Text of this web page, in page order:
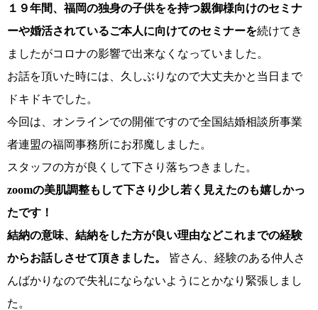
ご来店WEB予約 婚活キャンペーン
お問い合わせ
１９年間、福岡の独身の子供をを持つ親御様向けのセミナ
ーや婚活されているご本人に向けてのセミナーを続けてき
ましたがコロナの影響で出来なくなっていました。
お話を頂いた時には、久しぶりなので大丈夫かと当日まで
ドキドキでした。
今回は、オンラインでの開催ですので全国結婚相談所事業
者連盟の福岡事務所にお邪魔しました。
スタッフの方が良くして下さり落ちつきました。
zoomの美肌調整もして下さり少し若く見えたのも嬉しかっ
たです！
結納の意味、結納をした方が良い理由などこれまでの経験
からお話しさせて頂きました。
皆さん、経験のある仲人さ
んばかりなので失礼にならないようにとかなり緊張しまし
た。